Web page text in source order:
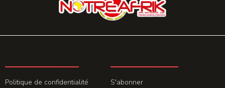
Politique de confidentialité
S'abonner